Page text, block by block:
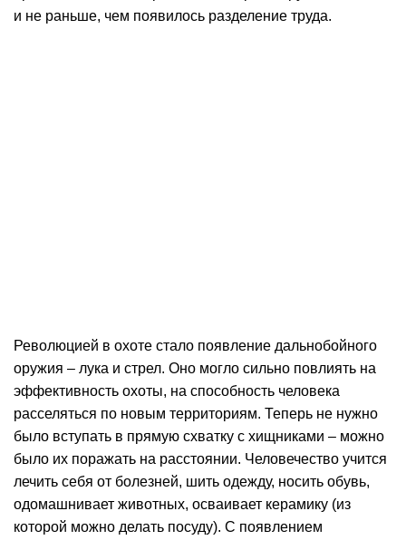
и не раньше, чем появилось разделение труда.
Революцией в охоте стало появление дальнобойного
оружия – лука и стрел. Оно могло сильно повлиять на
эффективность охоты, на способность человека
расселяться по новым территориям. Теперь не нужно
было вступать в прямую схватку с хищниками – можно
было их поражать на расстоянии. Человечество учится
лечить себя от болезней, шить одежду, носить обувь,
одомашнивает животных, осваивает керамику (из
которой можно делать посуду). С появлением